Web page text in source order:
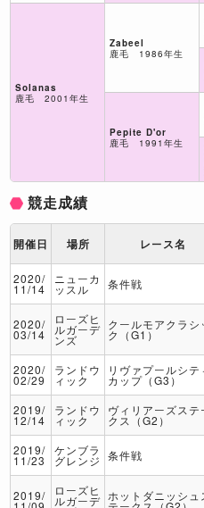
Solanas
鹿毛 2001年生
Zabeel
鹿毛 1986年生
Pepite D'or
鹿毛 1991年生
競走成績
開催日 場所 レース名
2020/
11/14
ニューカ
ッスル 条件戦
2020/
03/14
ローズヒ
ルガーデ
ンズ
クールモアクラシ
ク（G1）
2020/
02/29
ランドウ
ィック
リヴァプールシテ
カップ（G3）
2019/
12/14
ランドウ
ィック
ヴィリアーズステ
クス（G2）
2019/
11/23
ケンブラ
グレンジ 条件戦
2019/ ローズヒ
ルガーデ ホットダニッシュ